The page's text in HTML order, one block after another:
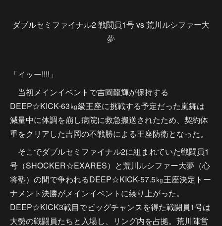
ダブルセミファイナル2 戦闘員1号 vs 荒川ルシファー大
夢
「イッー!!!!」
当初メインイベントで吉岡龍輝が保持する
DEEP☆KICK-63㎏級王座に挑戦する予定だった嵐舞は
減量中に体調を崩し病院に救急搬送されたため、契約体
重をクリアした吉岡の不戦勝による王座防衛となった。
そこでダブルセミファイナル2に組まれていた戦闘員1
号（SHOCKER☆EXARES）と荒川ルシファー大夢（心
将塾）の間で争われるDEEP☆KICK-57.5㎏王座決定トー
ナメント決勝がメインイベントに繰り上がった。
DEEP☆KICK3戦目でビッグチャンスを得た戦闘員1号は
大勢の戦闘員たちと入場し、リング内を占拠。荒川陣営